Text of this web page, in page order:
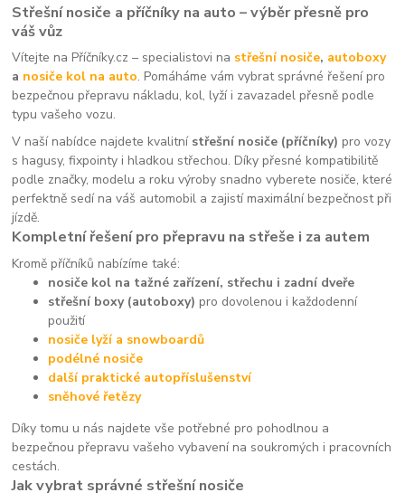
Střešní nosiče a příčníky na auto – výběr přesně pro
váš vůz
Vítejte na Příčníky.cz – specialistovi na střešní nosiče, autoboxy
a nosiče kol na auto. Pomáháme vám vybrat správné řešení pro
bezpečnou přepravu nákladu, kol, lyží i zavazadel přesně podle
typu vašeho vozu.
V naší nabídce najdete kvalitní střešní nosiče (příčníky) pro vozy
s hagusy, fixpointy i hladkou střechou. Díky přesné kompatibilitě
podle značky, modelu a roku výroby snadno vyberete nosiče, které
perfektně sedí na váš automobil a zajistí maximální bezpečnost při
jízdě.
Kompletní řešení pro přepravu na střeše i za autem
Kromě příčníků nabízíme také:
nosiče kol na tažné zařízení, střechu i zadní dveře
střešní boxy (autoboxy) pro dovolenou i každodenní
použití
nosiče lyží a snowboardů
podélné nosiče
další praktické autopříslušenství
sněhové řetězy
Díky tomu u nás najdete vše potřebné pro pohodlnou a
bezpečnou přepravu vašeho vybavení na soukromých i pracovních
cestách.
Jak vybrat správné střešní nosiče